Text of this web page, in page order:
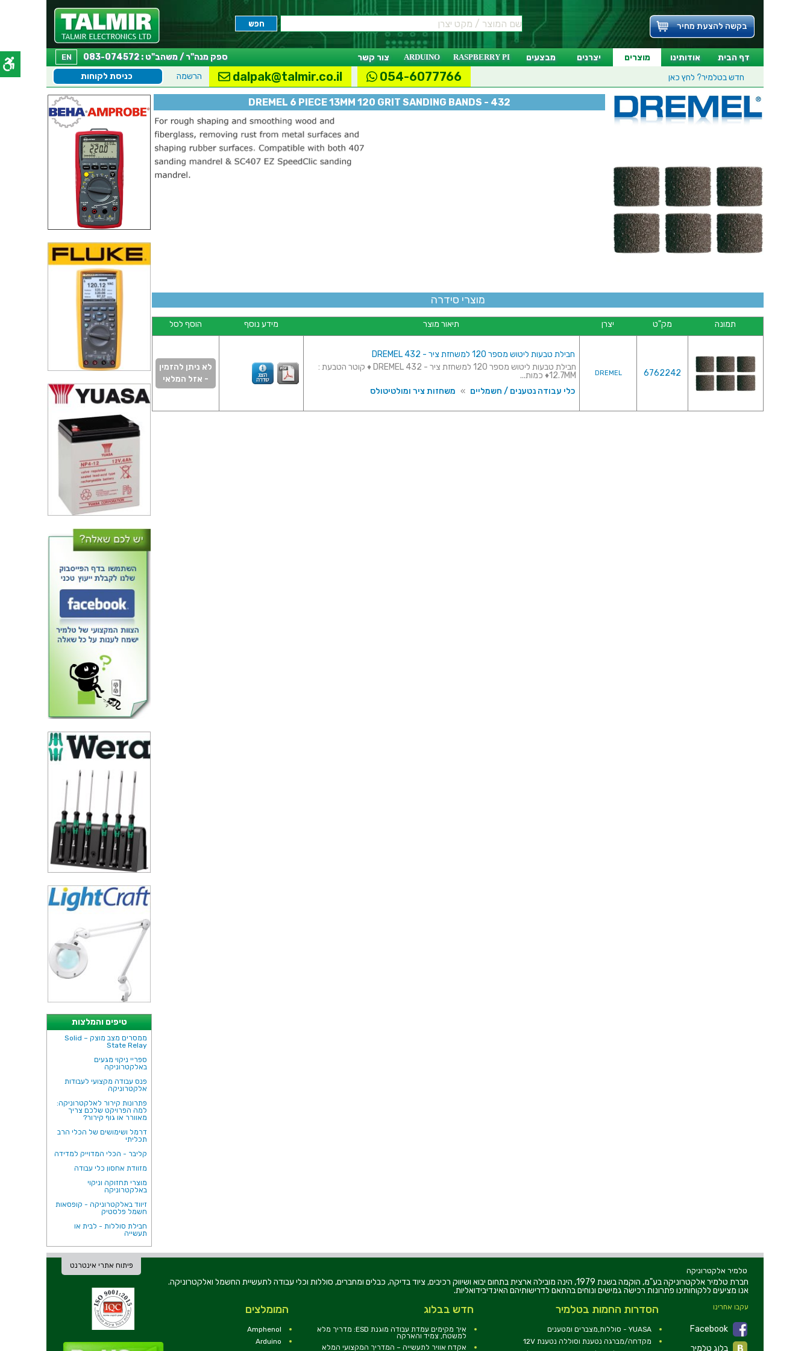
בקשה להצעת מחיר
דף הבית אודותינו מוצרים יצרנים מבצעים RASPBERRY PI
ARDUINO צור קשר EN
ספק מנה"ר / משהב"ט : 083-074572
חדש בטלמיר? לחץ כאן כניסת לקוחות הרשמה dalpak@talmir.co.il 054-6077766
טיפים והמלצות
ממסרים מצב מוצק – Solid
State Relay
ספריי ניקוי מגעים
באלקטרוניקה
פנס עבודה מקצועי לעבודות
אלקטרוניקה
פתרונות קירור לאלקטרוניקה:
למה הפרויקט שלכם צריך
מאוורר או גוף קירור?
דרמל ושימושים של הכלי הרב
תכליתי
קליבר - הכלי המדוייק למדידה
מזוודת אחסון כלי עבודה
מוצרי תחזוקה וניקוי
באלקטרוניקה
זיווד באלקטרוניקה - קופסאות
חשמל פלסטיק
חבילת סוללות - לבית או
תעשייה
DREMEL 6 PIECE 13MM 120 GRIT SANDING BANDS - 432
מוצרי סידרה
תמונה מק"ט יצרן תיאור מוצר מידע נוסף הוסף לסל
6762242
DREMEL
חבילת טבעות ליטוש מספר 120 למשחזת ציר - DREMEL 432
חבילת טבעות ליטוש מספר 120 למשחזת ציר - DREMEL 432 ♦ קוטר הטבעת :
12.7MM♦ כמות...
כלי עבודה נטענים / חשמליים » משחזות ציר ומולטיטולס
לא ניתן להזמין
- אזל המלאי
פיתוח אתרי אינטרנט
טלמיר אלקטרוניקה
חברת טלמיר אלקטרוניקה בע"מ, הוקמה בשנת 1979, הינה מובילה ארצית בתחום יבוא ושיווק רכיבים, ציוד בדיקה, כבלים ומחברים, סוללות וכלי עבודה לתעשיית החשמל ואלקטרוניקה.
אנו מציעים ללקוחותינו פתרונות רכישה גמישים ונוחים בהתאם לדרישותיהם האינדיבידואליות.
עקבו אחרינו
Facebook
המומלצים
Amphenol
Arduino
חדש בבלוג
איך מקימים עמדת עבודה מוגנת ESD: מדריך מלא
למשטח, צמיד והארקה
אקדח אוויר לתעשייה – המדריך המקצועי המלא
הסדרות החמות בטלמיר
YUASA - סוללות,מצברים ומטענים
מקדחה/מברגה נטענת וסוללה נטענת 12V